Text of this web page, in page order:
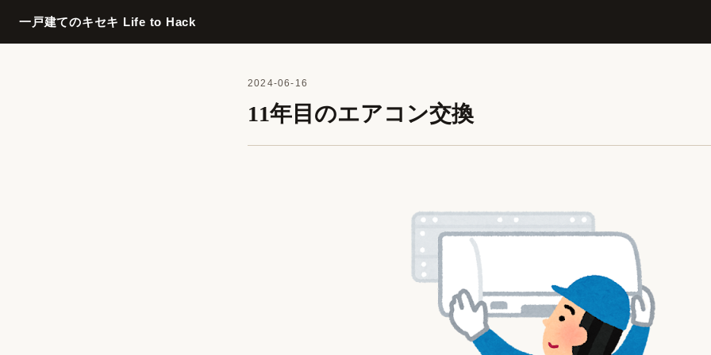
一戸建てのキセキ Life to Hack
2024-06-16
11年目のエアコン交換